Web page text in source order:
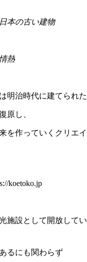
本の古い建物
熱
明治時代に建てられた
原し、
を作っていくクリエ
koetoko.jp
施設として開放して
るにも関わらず